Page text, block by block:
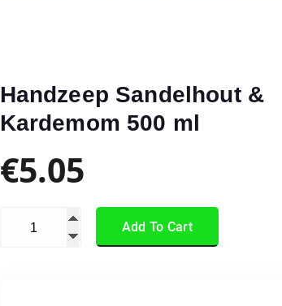
Handzeep Sandelhout &
Kardemom 500 ml
€5.05
Add To Cart